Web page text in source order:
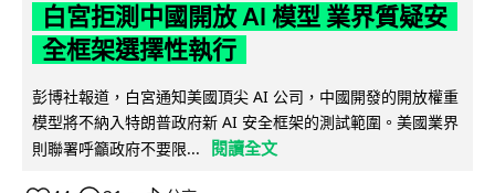
白宮拒測中國開放 AI 模型 業界質疑安
全框架選擇性執行
彭博社報道，白宮通知美國頂尖 AI 公司，中國開發的開放權重
模型將不納入特朗普政府新 AI 安全框架的測試範圍。美國業界
則聯署呼籲政府不要限...
閱讀全文